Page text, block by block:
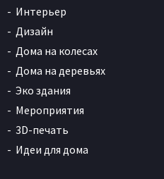
Интерьер
Дизайн
Дома на колесах
Дома на деревьях
Эко здания
Мероприятия
3D-печать
Идеи для дома